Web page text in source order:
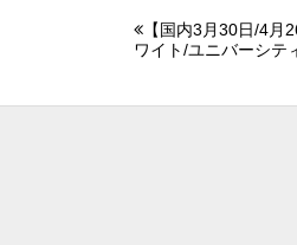
【国内3月30日/4
ワイト/ユニバーシテ